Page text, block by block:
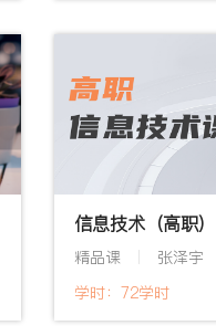
信息技术（高职）
精品课
张泽宇
学时：72学时